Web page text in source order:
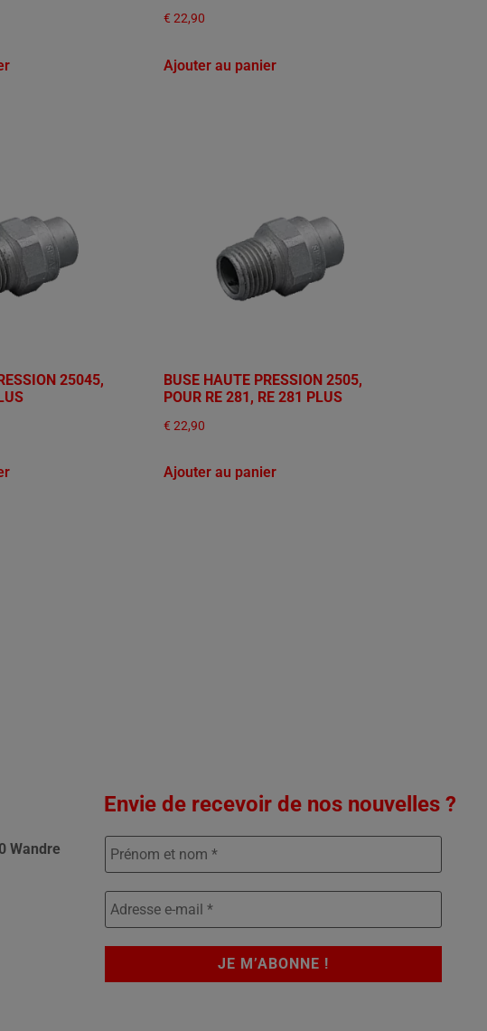
€ 22,90
Ajouter au panier
25045,
BUSE HAUTE PRESSION 2505,
POUR RE 281, RE 281 PLUS
€ 22,90
Ajouter au panier
Wandre
Envie de recevoir de nos nouvelles ?